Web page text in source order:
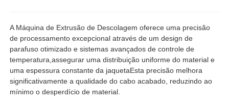
A Máquina de Extrusão de Descolagem oferece uma precisão
de processamento excepcional através de um design de
parafuso otimizado e sistemas avançados de controle de
temperatura,assegurar uma distribuição uniforme do material e
uma espessura constante da jaquetaEsta precisão melhora
significativamente a qualidade do cabo acabado, reduzindo ao
mínimo o desperdício de material.